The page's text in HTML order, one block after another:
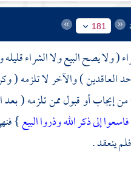
181
( ولا يصح البيع ولا الشراء
العاقدين ) والآخر لا تلزمه (
أو قبول ممن تلزمه ( بعد
إلى ذكر الله وذروا البيع}
ينعقد .